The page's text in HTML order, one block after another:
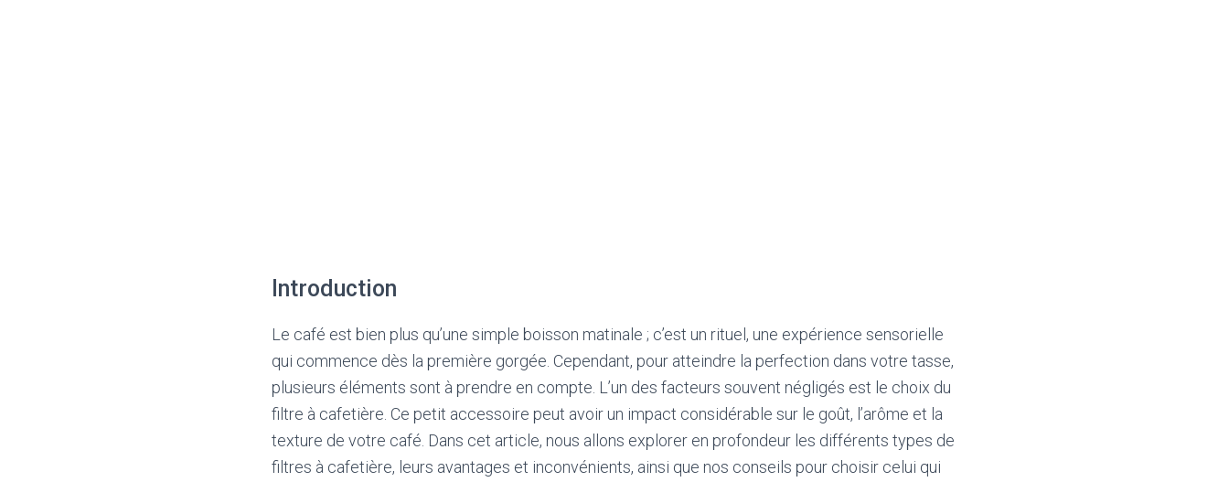
Introduction
Le café est bien plus qu’une simple boisson matinale ; c’est un rituel, une expérience sensorielle
qui commence dès la première gorgée. Cependant, pour atteindre la perfection dans votre tasse,
plusieurs éléments sont à prendre en compte. L’un des facteurs souvent négligés est le choix du
filtre à cafetière. Ce petit accessoire peut avoir un impact considérable sur le goût, l’arôme et la
texture de votre café. Dans cet article, nous allons explorer en profondeur les différents types de
filtres à cafetière, leurs avantages et inconvénients, ainsi que nos conseils pour choisir celui qui